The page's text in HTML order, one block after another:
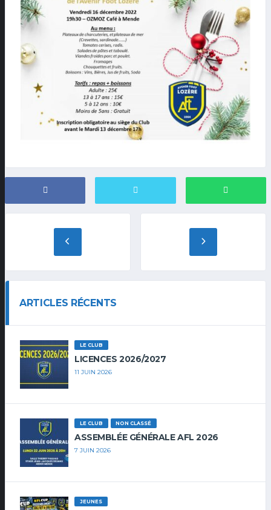
ARTICLES RÉCENTS
LE CLUB
LICENCES 2026/2027
11 JUIN 2026
LE CLUB NON CLASSÉ
ASSEMBLÉE GÉNÉRALE AFL 2026
7 JUIN 2026
JEUNES